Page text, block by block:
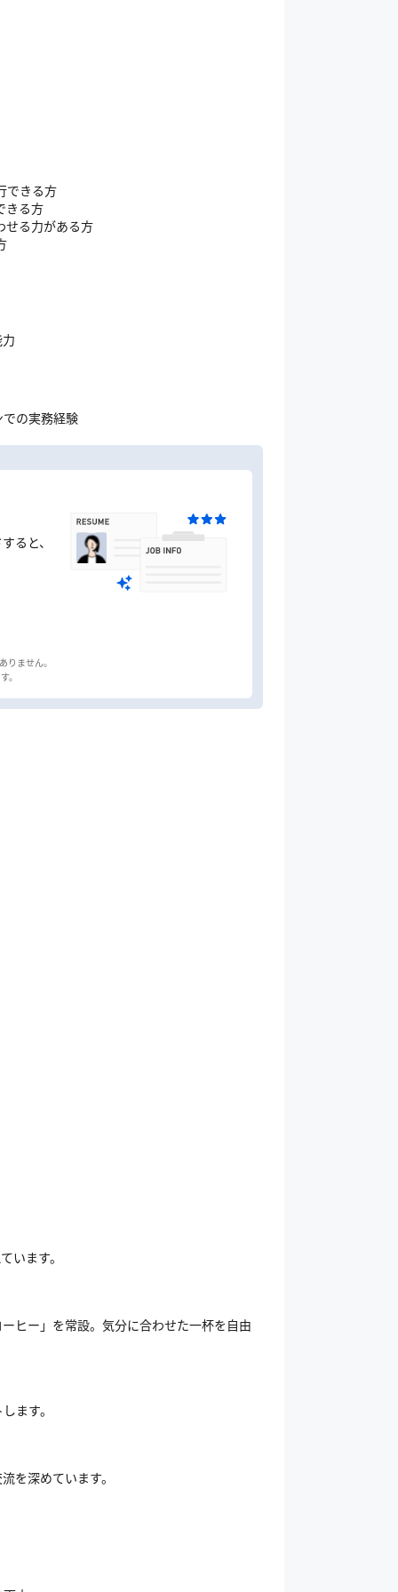
できる方
きる方
せる力がある方
の実務経験
ると、
りません。
います。
ヒー」を常設。気分に合わせた一杯を自由
ます。
を深めています。